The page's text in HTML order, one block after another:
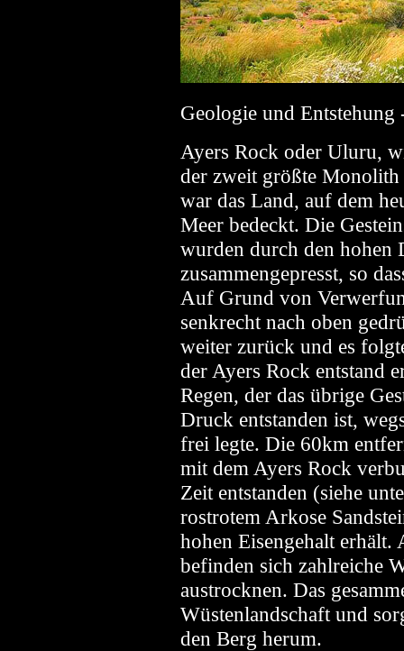
Geologie und Entstehung
Ayers Rock oder Uluru,
der zweit größte
war das Land, auf dem
Meer bedeckt. Die
wurden durch den hohen
zusammengepresst, so
Auf Grund von
senkrecht nach oben
weiter zurück und es
der Ayers Rock entstand
Regen, der das übrige
Druck entstanden ist,
frei legte. Die 60km
mit dem Ayers Rock
Zeit entstanden (siehe
rostrotem Arkose
hohen Eisengehalt
befinden sich zahlreiche
austrocknen. Das
Wüstenlandschaft und
den Berg herum.